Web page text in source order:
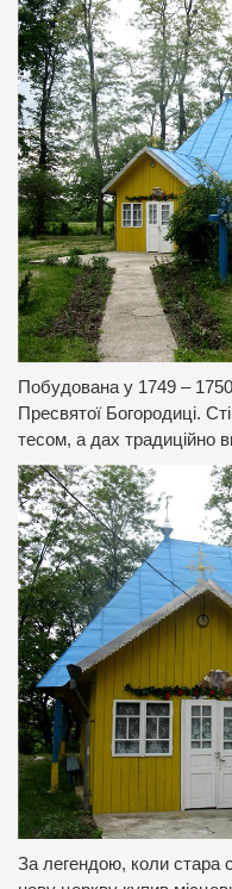
Побудована у 1749 –
Пресвятої Богородиці.
тесом, а дах традиційно
За легендою, коли стара